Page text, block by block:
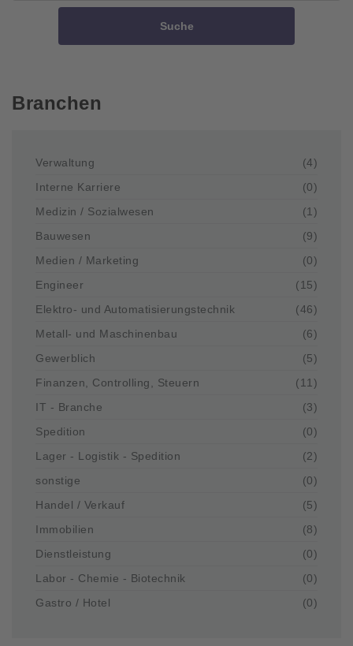
Suche
Branchen
Verwaltung
(4)
Interne Karriere
(0)
Medizin / Sozialwesen
(1)
Bauwesen
(9)
Medien / Marketing
(0)
Engineer
(15)
Elektro- und Automatisierungstechnik
(46)
Metall- und Maschinenbau
(6)
Gewerblich
(5)
Finanzen, Controlling, Steuern
(11)
IT - Branche
(3)
Spedition
(0)
Lager - Logistik - Spedition
(2)
sonstige
(0)
Handel / Verkauf
(5)
Immobilien
(8)
Dienstleistung
(0)
Labor - Chemie - Biotechnik
(0)
Gastro / Hotel
(0)